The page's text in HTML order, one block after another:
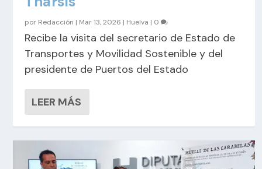
por Redacción | Mar 13, 2026 | Huelva | 0
Recibe la visita del secretario de Estado de
Transportes y Movilidad Sostenible y del
presidente de Puertos del Estado
LEER MÁS